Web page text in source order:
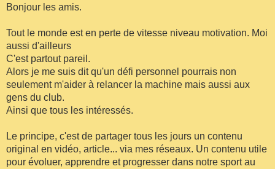
Bonjour les amis.
Tout le monde est en perte de vitesse niveau motivation. Moi
aussi d'ailleurs
C'est partout pareil.
Alors je me suis dit qu'un défi personnel pourrais non
seulement m'aider à relancer la machine mais aussi aux
gens du club.
Ainsi que tous les intéressés.
Le principe, c'est de partager tous les jours un contenu
original en vidéo, article... via mes réseaux. Un contenu utile
pour évoluer, apprendre et progresser dans notre sport au